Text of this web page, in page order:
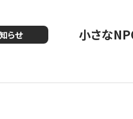
らせ 小さな